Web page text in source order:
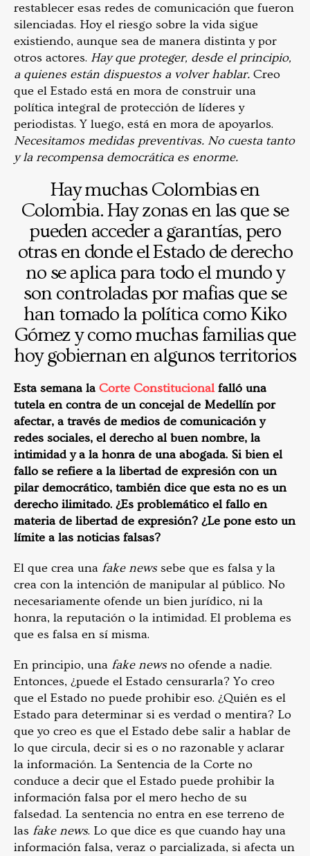
restablecer esas redes de comunicación que fueron
silenciadas. Hoy el riesgo sobre la vida sigue
existiendo, aunque sea de manera distinta y por
otros actores. Hay que proteger, desde el principio,
a quienes están dispuestos a volver hablar. Creo
que el Estado está en mora de construir una
política integral de protección de líderes y
periodistas. Y luego, está en mora de apoyarlos.
Necesitamos medidas preventivas. No cuesta tanto
y la recompensa democrática es enorme.
Hay muchas Colombias en
Colombia. Hay zonas en las que se
pueden acceder a garantías, pero
otras en donde el Estado de derecho
no se aplica para todo el mundo y
son controladas por mafias que se
han tomado la política como Kiko
Gómez y como muchas familias que
hoy gobiernan en algunos territorios
Esta semana laCorte Constitucionalfalló una
tutela en contra de un concejal de Medellín por
afectar, a través de medios de comunicación y
redes sociales, el derecho al buen nombre, la
intimidad y a la honra de una abogada. Si bien el
fallo se refiere a la libertad de expresión con un
pilar democrático, también dice que esta no es un
derecho ilimitado. ¿Es problemático el fallo en
materia de libertad de expresión? ¿Le pone esto un
límite a las noticias falsas?
El que crea una fake news sebe que es falsa y la
crea con la intención de manipular al público. No
necesariamente ofende un bien jurídico, ni la
honra, la reputación o la intimidad. El problema es
que es falsa en sí misma.
En principio, una fake news no ofende a nadie.
Entonces, ¿puede el Estado censurarla? Yo creo
que el Estado no puede prohibir eso. ¿Quién es el
Estado para determinar si es verdad o mentira? Lo
que yo creo es que el Estado debe salir a hablar de
lo que circula, decir si es o no razonable y aclarar
la información. La Sentencia de la Corte no
conduce a decir que el Estado puede prohibir la
información falsa por el mero hecho de su
falsedad. La sentencia no entra en ese terreno de
las fake news. Lo que dice es que cuando hay una
información falsa, veraz o parcializada, si afecta un